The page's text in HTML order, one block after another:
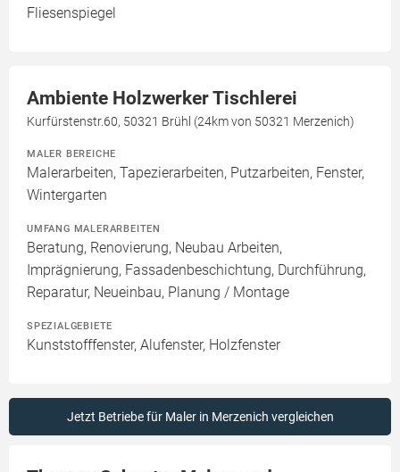
Fliesenspiegel
Ambiente Holzwerker Tischlerei
Kurfürstenstr.60, 50321 Brühl (24km von 50321 Merzenich)
MALER BEREICHE
Malerarbeiten, Tapezierarbeiten, Putzarbeiten, Fenster,
Wintergarten
UMFANG MALERARBEITEN
Beratung, Renovierung, Neubau Arbeiten,
Imprägnierung, Fassadenbeschichtung, Durchführung,
Reparatur, Neueinbau, Planung / Montage
SPEZIALGEBIETE
Kunststofffenster, Alufenster, Holzfenster
Jetzt Betriebe für Maler in Merzenich vergleichen